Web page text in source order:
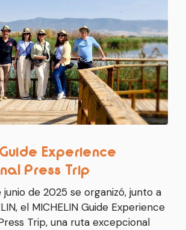
Guide Experience
Press Trip
junio de 2025 se organizó, junto a
el MICHELIN Guide Experience
Trip, una ruta excepcional